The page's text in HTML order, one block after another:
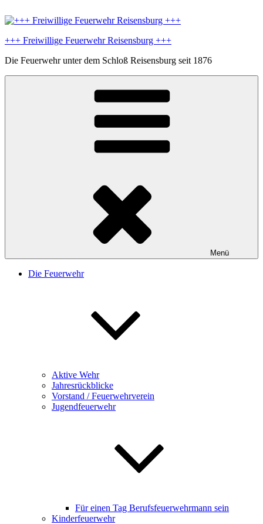
Inhalt
+++ Freiwillige Feuerwehr Reisensburg +++
Die Feuerwehr unter dem Schloß Reisensburg seit 1876
Menü
Die Feuerwehr
Aktive Wehr
Jahresrückblicke
Vorstand / Feuerwehrverein
Jugendfeuerwehr
Für einen Tag Berufsfeuerwehrmann sein
Kinderfeuerwehr